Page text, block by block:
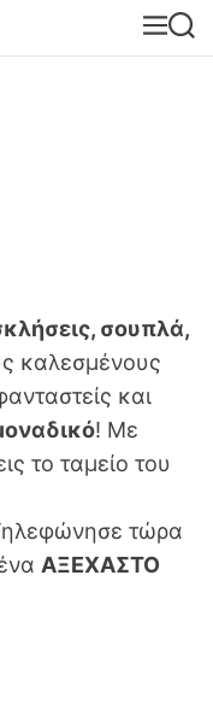
σουπλά,
καλεσμένους
και
! Με
το ταμείο του
τώρα
ΑΞΕΧΑΣΤΟ